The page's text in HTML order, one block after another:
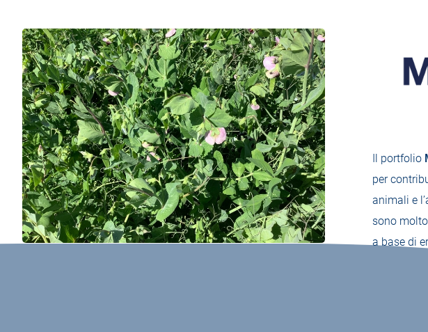
Il portfolio
per
animali e
sono
a base di